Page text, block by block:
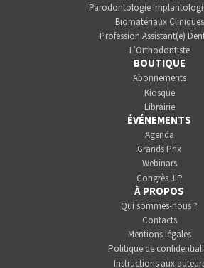
Parodontologie
Biomatériaux Cliniques
Profession Assistant(e)
L’Orthodontiste
BOUTIQUE
Abonnements
Kiosque
Librairie
ÉVÉNEMENTS
Agenda
Grands Prix
Webinars
Congrès JIP
À PROPOS
Qui sommes-nous ?
Contacts
Mentions légales
Politique de
Instructions aux